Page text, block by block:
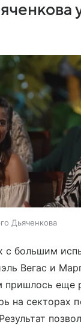
Дьяченкова
с большим
Вегас и
еще
на секторах